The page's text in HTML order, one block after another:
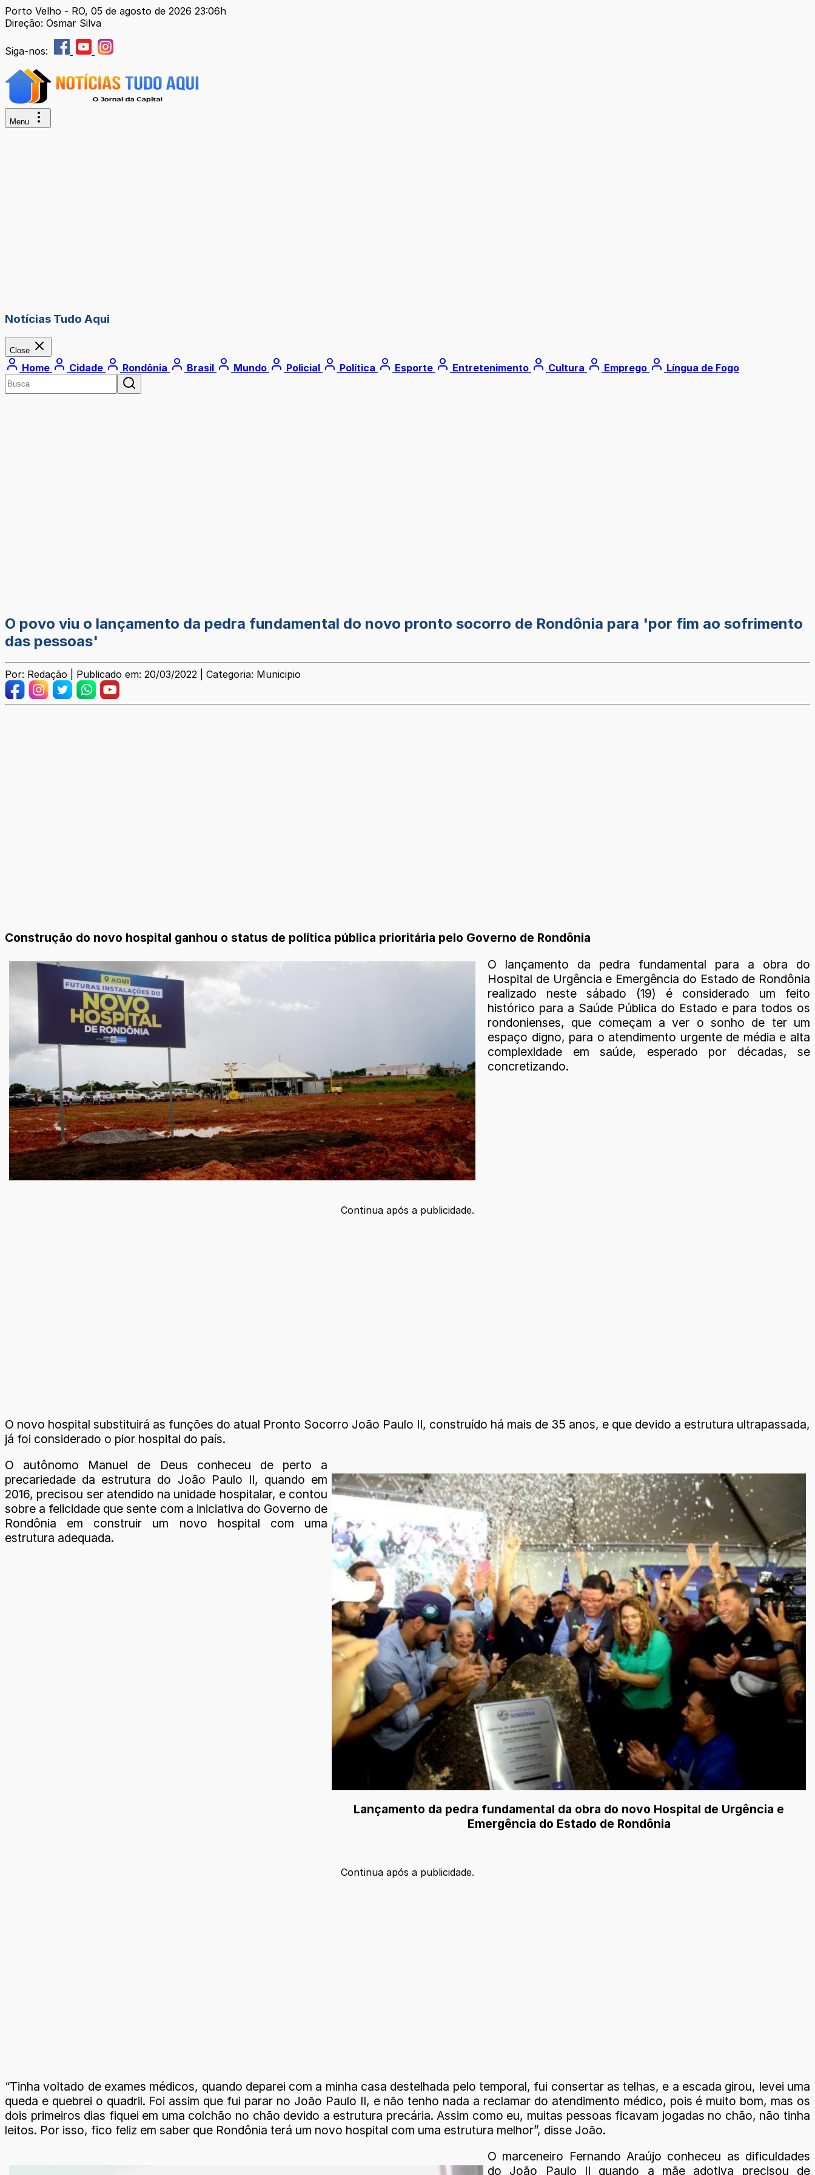
Porto Velho - RO, 05 de agosto de 2026 23:06h
Direção: Osmar Silva
Siga-nos:
Menu
Notícias Tudo Aqui
Close
Home Cidade Rondônia Brasil Mundo Policial Política Esporte Entretenimento Cultura Emprego Língua de Fogo
O povo viu o lançamento da pedra fundamental do novo pronto socorro de Rondônia para 'por fim ao sofrimento
das pessoas'
Por: Redação | Publicado em: 20/03/2022 | Categoria: Municipio
Construção do novo hospital ganhou o status de política pública prioritária pelo Governo de Rondônia
O lançamento da pedra fundamental para a obra do
Hospital de Urgência e Emergência do Estado de Rondônia
realizado neste sábado (19) é considerado um feito
histórico para a Saúde Pública do Estado e para todos os
rondonienses, que começam a ver o sonho de ter um
espaço digno, para o atendimento urgente de média e alta
complexidade em saúde, esperado por décadas, se
concretizando.
Continua após a publicidade.
O novo hospital substituirá as funções do atual Pronto Socorro João Paulo II, construído há mais de 35 anos, e que devido a estrutura ultrapassada,
já foi considerado o pior hospital do país.
Lançamento da pedra fundamental da obra do novo Hospital de Urgência e
Emergência do Estado de Rondônia
O autônomo Manuel de Deus conheceu de perto a
precariedade da estrutura do João Paulo II, quando em
2016, precisou ser atendido na unidade hospitalar, e contou
sobre a felicidade que sente com a iniciativa do Governo de
Rondônia em construir um novo hospital com uma
estrutura adequada.
Continua após a publicidade.
“Tinha voltado de exames médicos, quando deparei com a minha casa destelhada pelo temporal, fui consertar as telhas, e a escada girou, levei uma
queda e quebrei o quadril. Foi assim que fui parar no João Paulo II, e não tenho nada a reclamar do atendimento médico, pois é muito bom, mas os
dois primeiros dias fiquei em uma colchão no chão devido a estrutura precária. Assim como eu, muitas pessoas ficavam jogadas no chão, não tinha
leitos. Por isso, fico feliz em saber que Rondônia terá um novo hospital com uma estrutura melhor”, disse João.
O marceneiro Fernando Araújo conheceu as dificuldades
do João Paulo II quando a mãe adotiva precisou de